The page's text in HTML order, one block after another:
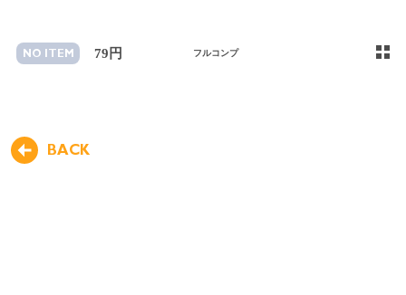
NO ITEM 79円 フルコンプ
BACK